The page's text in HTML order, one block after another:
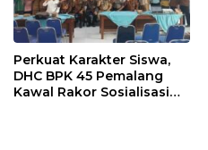
Perkuat Karakter Siswa,
DHC BPK 45 Pemalang
Kawal Rakor Sosialisasi